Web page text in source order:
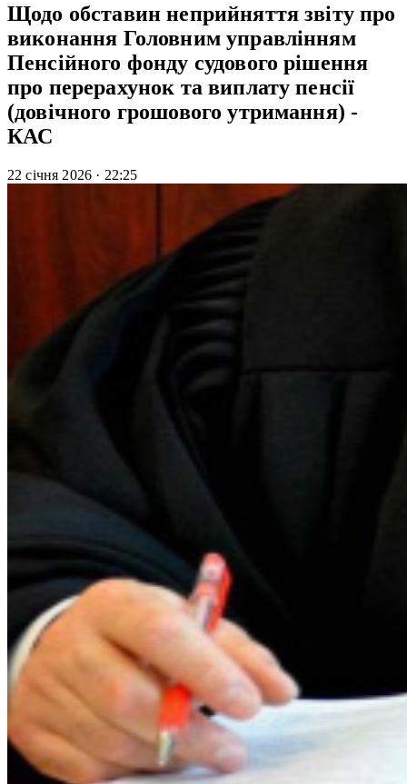
Щодо обставин неприйняття звіту про
виконання Головним управлінням
Пенсійного фонду судового рішення
про перерахунок та виплату пенсії
(довічного грошового утримання) -
КАС
22 січня 2026 · 22:25